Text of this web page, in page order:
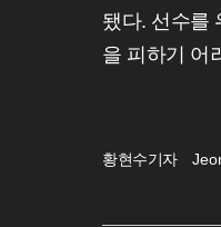
됐다. 선수를
을 피하기 어
황현수기자